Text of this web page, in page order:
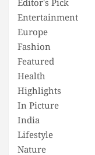
Editor's Pick
Entertainment
Europe
Fashion
Featured
Health
Highlights
In Picture
India
Lifestyle
Nature